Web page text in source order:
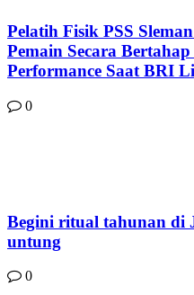
Pelatih Fisik PSS
Pemain Secara
Performance Saat BRI
0
Begini ritual tahunan di
untung
0